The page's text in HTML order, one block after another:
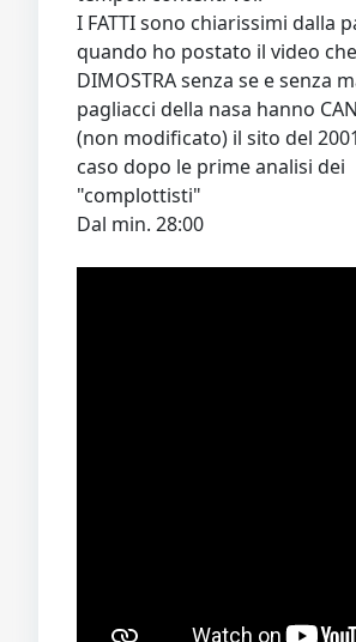
I FATTI sono chiarissimi dalla
quando ho postato il video che
DIMOSTRA senza se e senza
pagliacci della nasa hanno
(non modificato) il sito del
caso dopo le prime analisi dei
"complottisti"
Dal min. 28:00